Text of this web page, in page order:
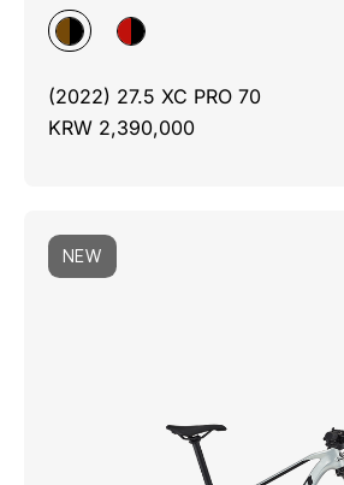
(2022) 27.5 XC PRO 70
KRW 2,390,000
NEW